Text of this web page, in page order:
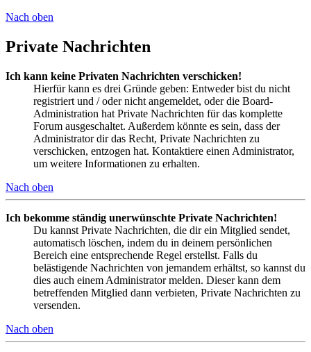
Nach oben
Private Nachrichten
Ich kann keine Privaten Nachrichten verschicken!
Hierfür kann es drei Gründe geben: Entweder bist du nicht
registriert und / oder nicht angemeldet, oder die Board-
Administration hat Private Nachrichten für das komplette
Forum ausgeschaltet. Außerdem könnte es sein, dass der
Administrator dir das Recht, Private Nachrichten zu
verschicken, entzogen hat. Kontaktiere einen Administrator,
um weitere Informationen zu erhalten.
Nach oben
Ich bekomme ständig unerwünschte Private Nachrichten!
Du kannst Private Nachrichten, die dir ein Mitglied sendet,
automatisch löschen, indem du in deinem persönlichen
Bereich eine entsprechende Regel erstellst. Falls du
belästigende Nachrichten von jemandem erhältst, so kannst du
dies auch einem Administrator melden. Dieser kann dem
betreffenden Mitglied dann verbieten, Private Nachrichten zu
versenden.
Nach oben